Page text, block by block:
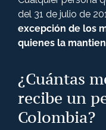
del 31 de julio de
excepción de los
quienes la
¿Cuántas
recibe un
Colombia?